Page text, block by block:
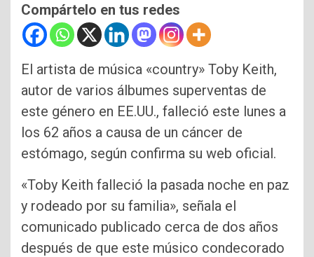
Compártelo en tus redes
El artista de música «country» Toby Keith,
autor de varios álbumes superventas de
este género en EE.UU., falleció este lunes a
los 62 años a causa de un cáncer de
estómago, según confirma su web oficial.
«Toby Keith falleció la pasada noche en paz
y rodeado por su familia», señala el
comunicado publicado cerca de dos años
después de que este músico condecorado